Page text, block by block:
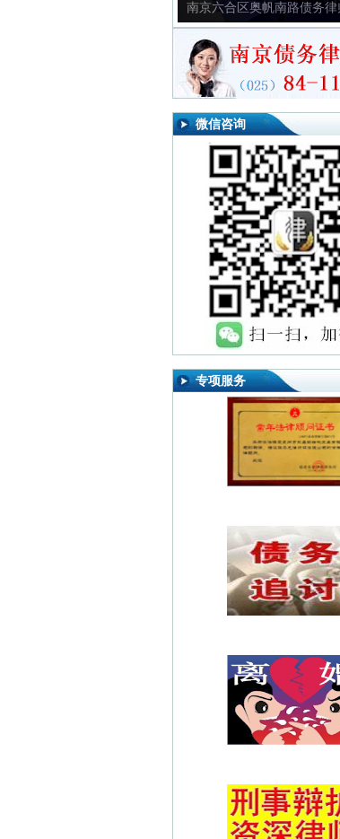
南京六合区奥帆南路债权债
微信咨询
专项服务